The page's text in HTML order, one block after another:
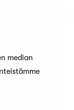
median